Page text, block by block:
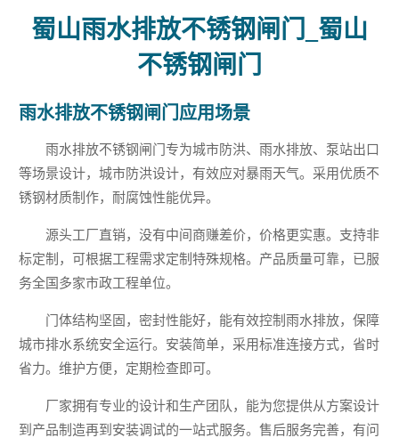
蜀山雨水排放不锈钢闸门_蜀山
不锈钢闸门
雨水排放不锈钢闸门应用场景
雨水排放不锈钢闸门专为城市防洪、雨水排放、泵站出口
等场景设计，城市防洪设计，有效应对暴雨天气。采用优质不
锈钢材质制作，耐腐蚀性能优异。
源头工厂直销，没有中间商赚差价，价格更实惠。支持非
标定制，可根据工程需求定制特殊规格。产品质量可靠，已服
务全国多家市政工程单位。
门体结构坚固，密封性能好，能有效控制雨水排放，保障
城市排水系统安全运行。安装简单，采用标准连接方式，省时
省力。维护方便，定期检查即可。
厂家拥有专业的设计和生产团队，能为您提供从方案设计
到产品制造再到安装调试的一站式服务。售后服务完善，有问